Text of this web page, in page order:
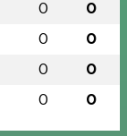
0 0
0 0
0 0
0 0